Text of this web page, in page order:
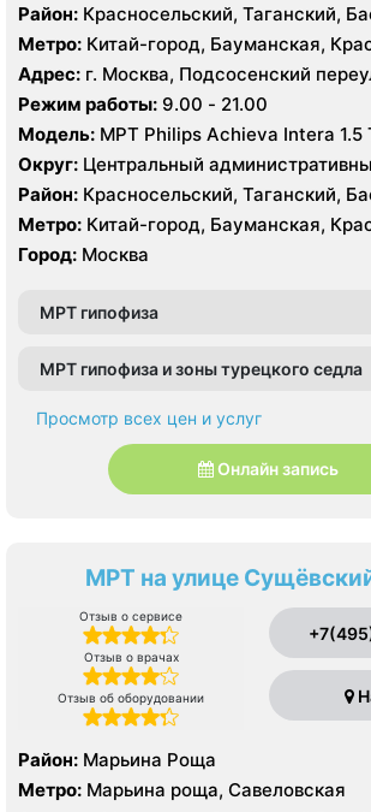
Район: Красносельский, Таганский,
Тверской
Метро: Китай-город, Бауманская,
Кузнецкий мост, Курская, Лубянка,
Сретенский бульвар, Таганская,
Адрес: г. Москва, Подсосенский
Режим работы: 9.00 - 21.00
Модель: МРТ Philips Achieva Intera 1.5
Aquilion CXL 128 срезов, УЗИ
Округ: Центральный
Район: Красносельский, Таганский,
Тверской
Метро: Китай-город, Бауманская,
Кузнецкий мост, Курская, Лубянка,
Сретенский бульвар, Таганская,
Город: Москва
МРТ гипофиза
МРТ гипофиза и зоны турецкого седла
Просмотр всех цен и услуг
Онлайн запись
МРТ на улице
Отзыв о сервисе
Отзыв о врачах
Отзыв об оборудовании
Район: Марьина Роща
Метро: Марьина роща, Савеловская